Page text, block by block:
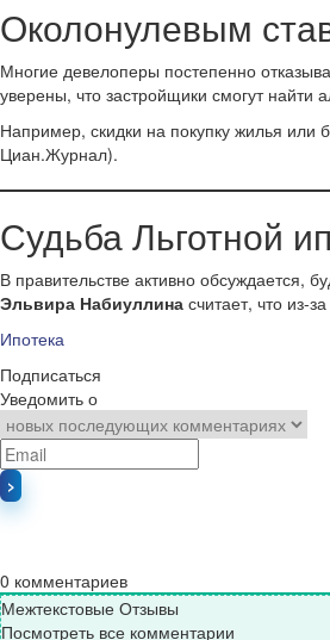
Околонулевым
Многие девелоперы постепенно
уверены, что застройщики смогут найти
Например, скидки на покупку жилья или
Циан.Журнал).
Судьба Льготной
В правительстве активно обсуждается,
Эльвира Набиуллина считает, что из-
Ипотека
Подписаться
Уведомить о
0 комментариев
Межтекстовые Отзывы
Посмотреть все комментарии